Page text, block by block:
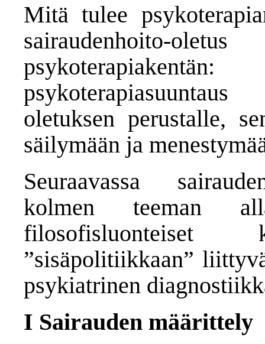
Mitä tulee
sairaudenhoito-
oletuksen perustalle,
säilymään ja
Seuraavassa
kolmen teeman
filosofisluonteiset
”sisäpolitiikkaan”
psykiatrinen
I Sairauden määrittely